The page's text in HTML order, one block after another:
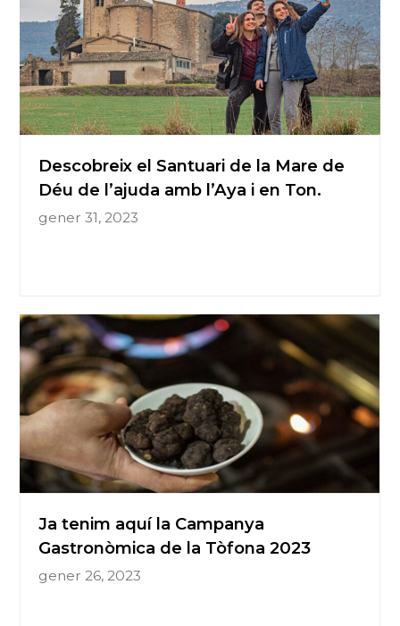
Descobreix el Santuari de la Mare de
Déu de l’ajuda amb l’Aya i en Ton.
gener 31, 2023
Ja tenim aquí la Campanya
Gastronòmica de la Tòfona 2023
gener 26, 2023